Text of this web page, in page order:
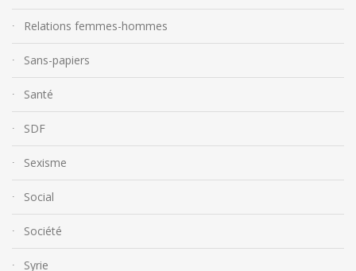
Relations femmes-hommes
Sans-papiers
Santé
SDF
Sexisme
Social
Société
Syrie